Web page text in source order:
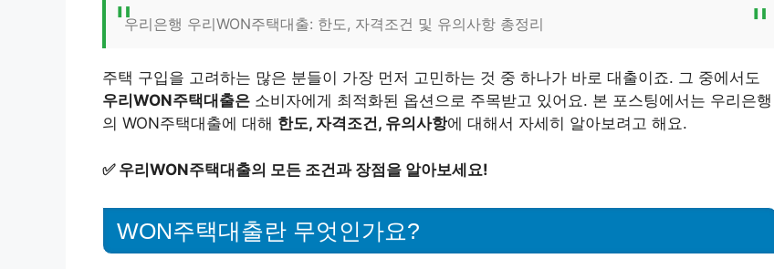
우리은행 우리WON주택대출: 한도, 자격조건 및 유의사항 총정리
주택 구입을 고려하는 많은 분들이 가장 먼저 고민하는 것 중 하나가 바로 대출이죠. 그 중에서도
우리WON주택대출은 소비자에게 최적화된 옵션으로 주목받고 있어요. 본 포스팅에서는 우리은행
의 WON주택대출에 대해 한도, 자격조건, 유의사항에 대해서 자세히 알아보려고 해요.
✅ 우리WON주택대출의 모든 조건과 장점을 알아보세요!
WON주택대출란 무엇인가요?